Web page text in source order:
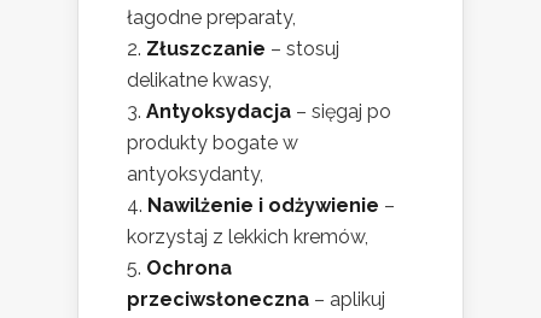
łagodne preparaty,
Złuszczanie – stosuj
delikatne kwasy,
Antyoksydacja – sięgaj po
produkty bogate w
antyoksydanty,
Nawilżenie i odżywienie –
korzystaj z lekkich kremów,
Ochrona
przeciwsłoneczna – aplikuj